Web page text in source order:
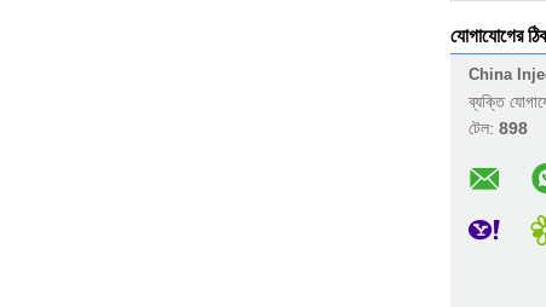
যোগাযোগের
China
ব্যক্তি
টেল: 898